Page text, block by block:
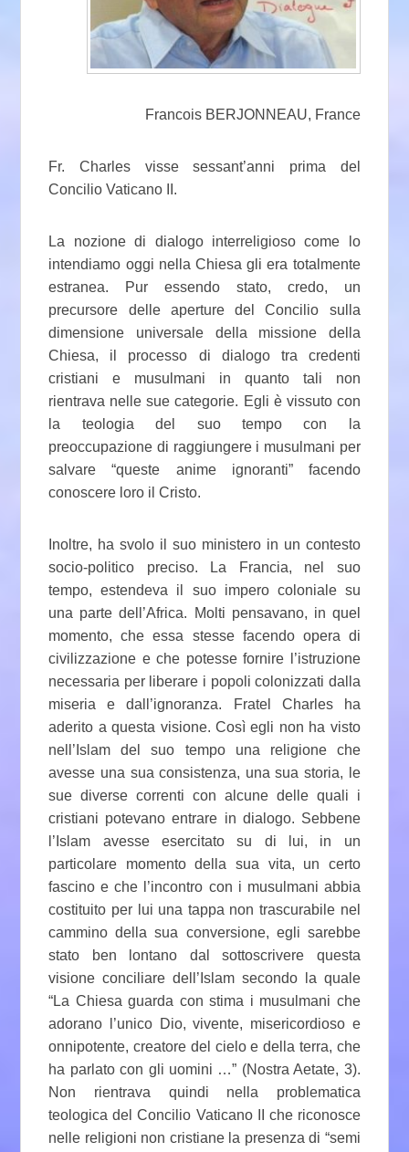
Francois BERJONNEAU, France
Fr. Charles visse sessant’anni prima del
Concilio Vaticano II.
La nozione di dialogo interreligioso come lo
intendiamo oggi nella Chiesa gli era totalmente
estranea. Pur essendo stato, credo, un
precursore delle aperture del Concilio sulla
dimensione universale della missione della
Chiesa, il processo di dialogo tra credenti
cristiani e musulmani in quanto tali non
rientrava nelle sue categorie. Egli è vissuto con
la teologia del suo tempo con la
preoccupazione di raggiungere i musulmani per
salvare “queste anime ignoranti” facendo
conoscere loro il Cristo.
Inoltre, ha svolo il suo ministero in un contesto
socio-politico preciso. La Francia, nel suo
tempo, estendeva il suo impero coloniale su
una parte dell’Africa. Molti pensavano, in quel
momento, che essa stesse facendo opera di
civilizzazione e che potesse fornire l’istruzione
necessaria per liberare i popoli colonizzati dalla
miseria e dall’ignoranza. Fratel Charles ha
aderito a questa visione. Così egli non ha visto
nell’Islam del suo tempo una religione che
avesse una sua consistenza, una sua storia, le
sue diverse correnti con alcune delle quali i
cristiani potevano entrare in dialogo. Sebbene
l’Islam avesse esercitato su di lui, in un
particolare momento della sua vita, un certo
fascino e che l’incontro con i musulmani abbia
costituito per lui una tappa non trascurabile nel
cammino della sua conversione, egli sarebbe
stato ben lontano dal sottoscrivere questa
visione conciliare dell’Islam secondo la quale
“La Chiesa guarda con stima i musulmani che
adorano l’unico Dio, vivente, misericordioso e
onnipotente, creatore del cielo e della terra, che
ha parlato con gli uomini …” (Nostra Aetate, 3).
Non rientrava quindi nella problematica
teologica del Concilio Vaticano II che riconosce
nelle religioni non cristiane la presenza di “semi